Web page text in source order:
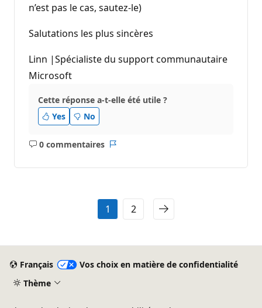
n’est pas le cas, sautez-le)
Salutations les plus sincères
Linn |Spécialiste du support communautaire
Microsoft
Cette réponse a-t-elle été utile ?
Yes
No
0 commentaires
Aucun
1 2
Français
Vos choix en matière de confidentialité
Thème